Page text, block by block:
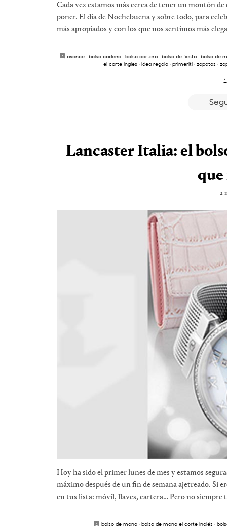
Cada vez estamos más cerca de tener un montón
poner. El día de Nochebuena y sobre todo, para
más apropiados y con los que nos sentimos más
avance· bolso cadena· bolso cartera· bolso de fiesta· bolso de
el corte ingles · idea regalo · primeriti · zapatos ·
Lancaster Italia: el
que
2
Hoy ha sido el primer lunes de mes y estamos
máximo después de un fin de semana ajetreado. Si
en tus lista: móvil, llaves, cartera… Pero no siempre
bolso de mano · bolso de mano el corte inglés ·